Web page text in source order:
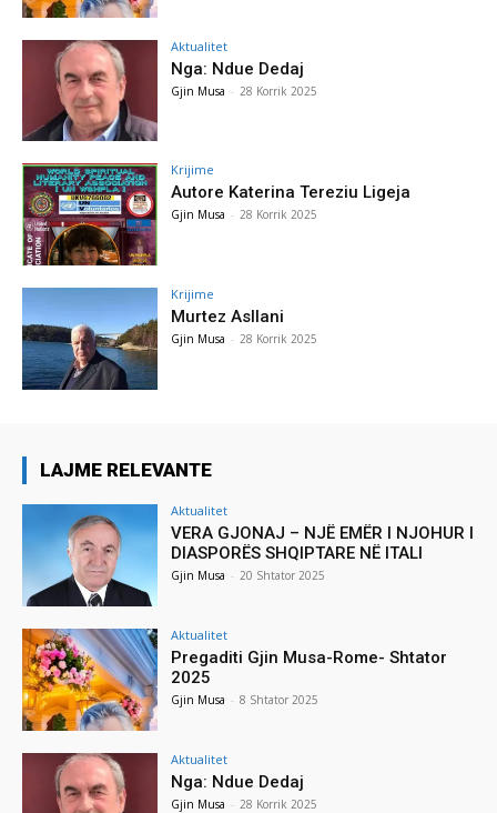
Aktualitet
Nga: Ndue Dedaj
Gjin Musa - 28 Korrik 2025
Krijime
Autore Katerina Tereziu Ligeja
Gjin Musa - 28 Korrik 2025
Krijime
Murtez Asllani
Gjin Musa - 28 Korrik 2025
LAJME RELEVANTE
Aktualitet
VERA GJONAJ – NJË EMËR I NJOHUR I
DIASPORËS SHQIPTARE NË ITALI
Gjin Musa - 20 Shtator 2025
Aktualitet
Pregaditi Gjin Musa-Rome- Shtator
2025
Gjin Musa - 8 Shtator 2025
Aktualitet
Nga: Ndue Dedaj
Gjin Musa - 28 Korrik 2025